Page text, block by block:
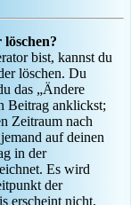
bist, kannst du
löschen. Du
das „Ändere
Beitrag anklickst;
Zeitraum nach
auf deinen
in der
Es wird
der
erscheint nicht,